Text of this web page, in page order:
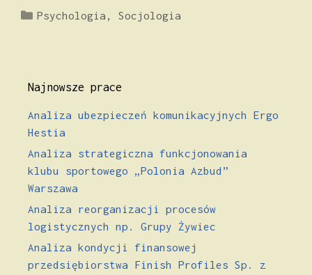
Kategorie
Psychologia ,Socjologia
Najnowsze prace
Analiza ubezpieczeń komunikacyjnych Ergo
Hestia
Analiza strategiczna funkcjonowania
klubu sportowego „Polonia Azbud”
Warszawa
Analiza reorganizacji procesów
logistycznych np. Grupy Żywiec
Analiza kondycji finansowej
przedsiębiorstwa Finish Profiles Sp. z